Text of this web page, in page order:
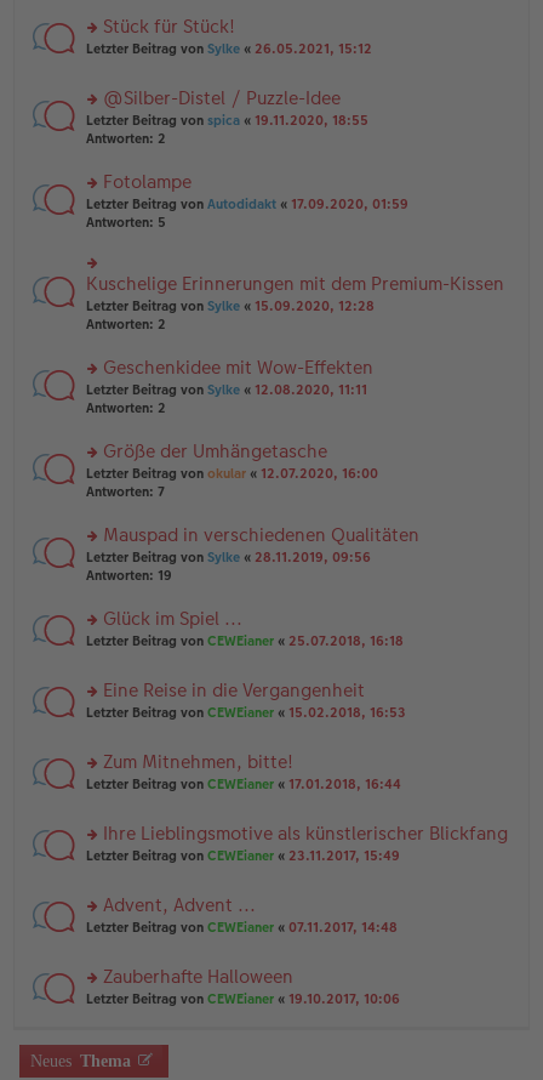
tr
a
e
n
ei
tr
a
n
g
es
e
n
er
ei
tr
a
rs
u
n
g
es
e
n
er
ei
tr
a
g
Stück für Stück!
Letzter Beitrag von Sylke « 26.05.2021, 15:12
rs
te
n
g
el
e
n
er
B
a
g
@Silber-Distel / Puzzle-Idee
Letzter Beitrag von spica « 19.11.2020, 18:55
Antworten: 2
rs
te
u
n
g
el
es
n
er
B
a
g
Fotolampe
Letzter Beitrag von Autodidakt « 17.09.2020, 01:59
Antworten: 5
rs
te
r
g
el
es
n
er
B
ei
a
g
Kuschelige Erinnerungen mit dem Premium-Kissen
Letzter Beitrag von Sylke « 15.09.2020, 12:28
Antworten: 2
rs
te
n
g
el
e
n
er
tr
a
Geschenkidee mit Wow-Effekten
Letzter Beitrag von Sylke « 12.08.2020, 11:11
Antworten: 2
rs
te
n
g
el
e
n
ei
tr
Größe der Umhängetasche
Letzter Beitrag von okular « 12.07.2020, 16:00
Antworten: 7
rs
te
n
g
es
e
n
B
ei
tr
g
Mauspad in verschiedenen Qualitäten
Letzter Beitrag von Sylke « 28.11.2019, 09:56
Antworten: 19
rs
u
n
es
e
B
ei
g
Glück im Spiel ...
Letzter Beitrag von CEWEianer « 25.07.2018, 16:18
rs
u
n
es
e
B
ei
g
Eine Reise in die Vergangenheit
Letzter Beitrag von CEWEianer « 15.02.2018, 16:53
rs
u
n
es
e
B
ei
g
Zum Mitnehmen, bitte!
Letzter Beitrag von CEWEianer « 17.01.2018, 16:44
rs
u
n
es
e
B
ei
Ihre Lieblingsmotive als künstlerischer Blickfang
Letzter Beitrag von CEWEianer « 23.11.2017, 15:49
rs
u
n
es
e
Advent, Advent ...
Letzter Beitrag von CEWEianer « 07.11.2017, 14:48
rs
u
n
Zauberhafte Halloween
Letzter Beitrag von CEWEianer « 19.10.2017, 10:06
Neues Thema